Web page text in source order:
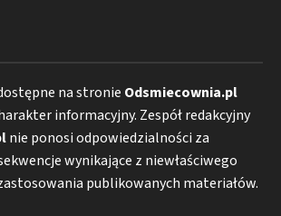
na stronie Odsmiecownia.pl
informacyjny. Zespół redakcyjny
nie ponosi odpowiedzialności za
wynikające z niewłaściwego
publikowanych materiałów.